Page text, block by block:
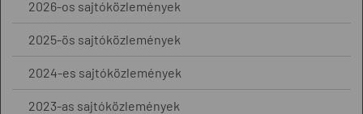
2026-os sajtóközlemények
2025-ös sajtóközlemények
2024-es sajtóközlemények
2023-as sajtóközlemények